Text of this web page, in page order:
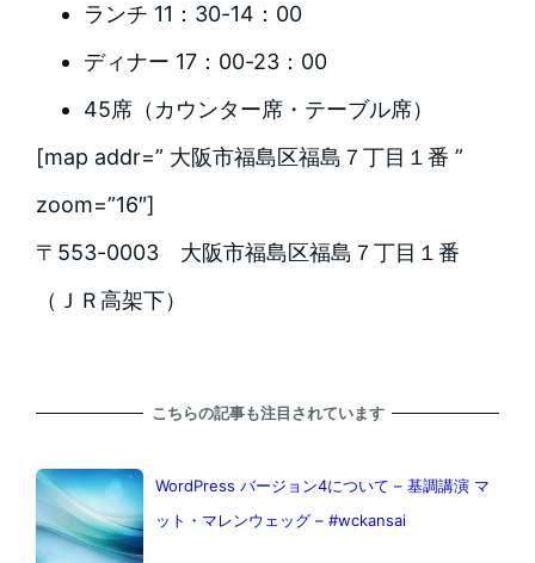
ランチ 11：30-14：00
ディナー 17：00-23：00
45席（カウンター席・テーブル席）
[map addr=” 大阪市福島区福島７丁目１番 ”
zoom=”16″]
〒553-0003 大阪市福島区福島７丁目１番
（ＪＲ高架下）
こちらの記事も注目されています
WordPress バージョン4について – 基調講演 マ
ット・マレンウェッグ – #wckansai